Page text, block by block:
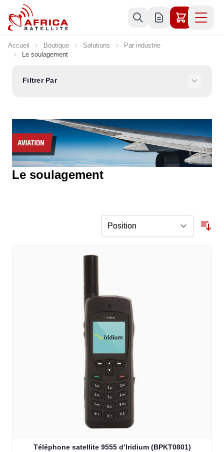
Allez au contenu
Accueil Boutique Solutions
Par industrie
Le soulagement
Filtrer Par
Le soulagement
Téléphone satellite 9555 d’Iridium (BPKT0801)